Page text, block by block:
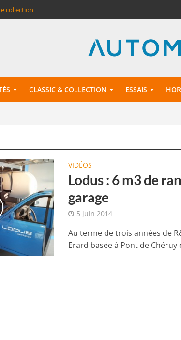
collection
CLASSIC & COLLECTION ESSAIS
VIDÉOS
Lodus : 6 m3 de
garage
5 juin 2014
Au terme de trois années de
Erard basée à Pont de Chéruy